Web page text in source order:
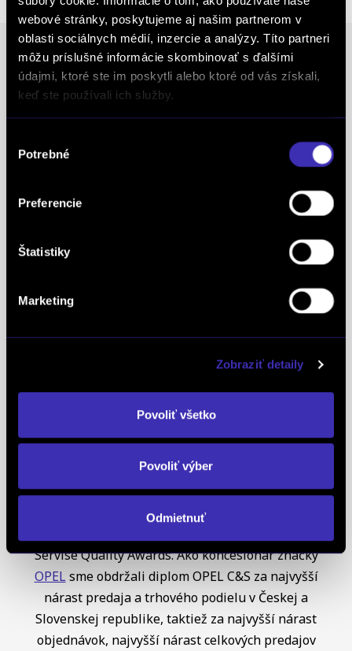
webové stránky, poskytujeme aj našim partnerom v
oblasti sociálnych médií, inzercie a analýzy. Títo partneri
môžu príslušné informácie skombinovať s ďalšími
údajmi, ktoré ste im poskytli alebo ktoré od vás získali,
keď ste používali ich služby.
súhlasu
Potrebné
Preferencie
Štatistiky
Marketing
Zobraziť detaily
Povoliť všetko
Povoliť výber
Odmietnuť
Ocenenia
Creditworthiness, tento certifikát je jedným z
definujúcich kvalitu obchodnej činnosti. Je
medzinárodne uznávanou známkou obchodnej
kvality a vyhodnocuje sa na základe rovnakej
analytickej metodiky pre všetky európske trhy.
Superbrands, už tretí rok po sebe. Medzi
2021, 2022 a aj 2023. Je najuznávanejšou
globálnou autoritou v oblasti hodnotenia a
špeciálneho postavenia a uznania vynikajúcej
jednotných kritérií a metód každoročne oceňuje
najlepšie z najlepších značiek v takmer 90
krajinách na piatich kontinentoch FINAL-CD ako
jediný koncesionár značkyPEUGEOT
Servise Quality Awards. Ako koncesionár značky
OPELsme obdržali diplom OPEL C&S za najvyšší
nárast predaja a trhového podielu v Českej a
Slovenskej republike, taktiež za najvyšší nárast
objednávok, najvyšší nárast celkových predajov